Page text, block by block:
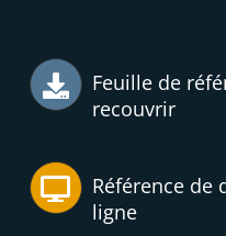
Feuille de
recouvrir
Référence de
ligne